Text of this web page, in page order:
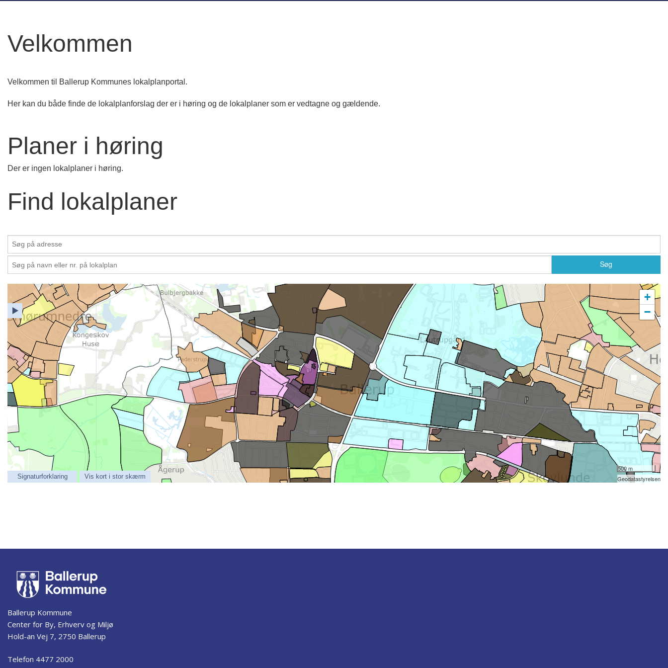
Velkommen
Velkommen til Ballerup Kommunes lokalplanportal.
Her kan du både finde de lokalplanforslag der er i høring og de lokalplaner som er vedtagne og gældende.
Planer i høring
Der er ingen lokalplaner i høring.
Find lokalplaner
Søg
+
−
500 m
Geodatastyrelsen
Signaturforklaring Vis kort i stor skærm
Ballerup Kommune
Center for By, Erhverv og Miljø
Hold-an Vej 7, 2750 Ballerup
Telefon 4477 2000